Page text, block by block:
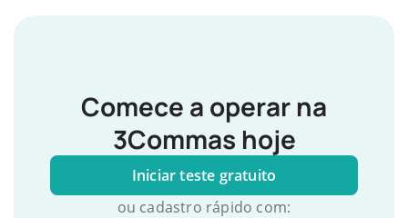
Comece a operar na
3Commas hoje
Iniciar teste gratuito
ou cadastro rápido com: